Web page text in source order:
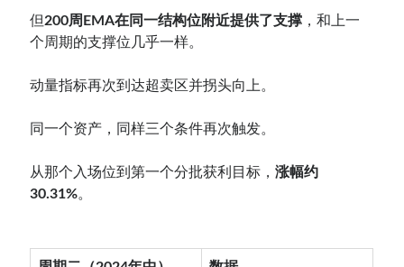
但200周EMA在同一结构位附近提供了支撑 ，和上一
个周期的支撑位几乎一样。
动量指标再次到达超卖区并拐头向上。
同一个资产，同样三个条件再次触发。
从那个入场位到第一个分批获利目标，涨幅约
30.31%。